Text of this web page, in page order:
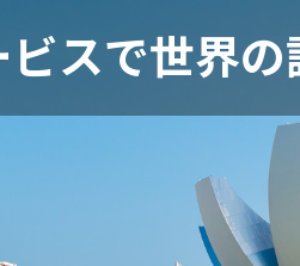
スで世界